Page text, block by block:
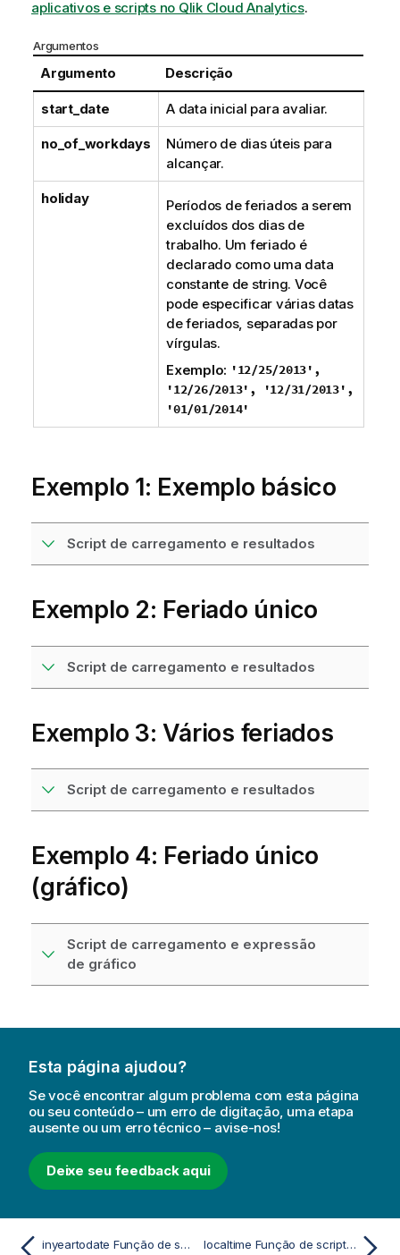
aplicativos e scripts no Qlik Cloud Analytics.
Argumentos
Argumento Descrição
start_date A data inicial para avaliar.
no_of_workdays
Número de dias úteis para
alcançar.
holiday
Períodos de feriados a serem
excluídos dos dias de
trabalho. Um feriado é
declarado como uma data
constante de string. Você
pode especificar várias datas
de feriados, separadas por
vírgulas.
Exemplo: '12/25/2013',
'12/26/2013', '12/31/2013',
'01/01/2014'
Exemplo 1: Exemplo básico
Script de carregamento e resultados
Exemplo 2: Feriado único
Script de carregamento e resultados
Exemplo 3: Vários feriados
Script de carregamento e resultados
Exemplo 4: Feriado único
(gráfico)
Script de carregamento e expressão
de gráfico
Esta página ajudou?
Se você encontrar algum problema com esta página
ou seu conteúdo – um erro de digitação, uma etapa
ausente ou um erro técnico – avise-nos!
Deixe seu feedback aqui
inyeartodate Função de script e de gráfico localtime Função de script e de gráfico